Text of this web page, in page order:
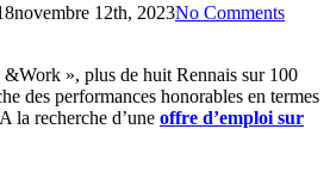
novembre 12th, 2023No Comments
», plus de huit Rennais sur 100
des performances honorables en termes
la recherche d’une offre d’emploi sur